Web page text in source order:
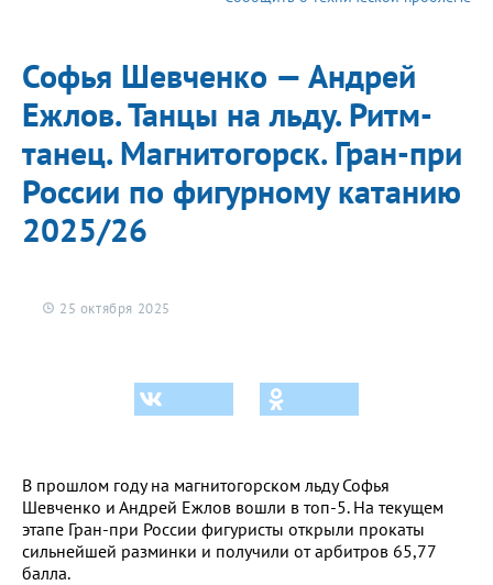
Софья Шевченко — Андрей
Ежлов. Танцы на льду. Ритм-
танец. Магнитогорск. Гран-при
России по фигурному катанию
2025/26
25 октября 2025
В прошлом году на магнитогорском льду Софья
Шевченко и Андрей Ежлов вошли в топ-5. На текущем
этапе Гран-при России фигуристы открыли прокаты
сильнейшей разминки и получили от арбитров 65,77
балла.